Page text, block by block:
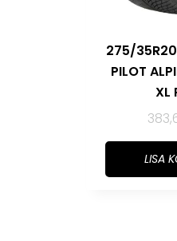
275/35R20
PILOT
XL
LISA